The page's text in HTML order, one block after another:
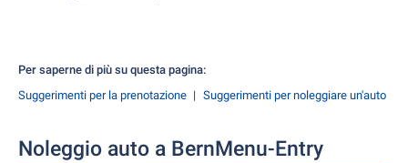
Per saperne di più su questa pagina:
Suggerimenti per la prenotazione
Suggerimenti per noleggiare un'auto
Noleggio auto a BernMenu-Entry